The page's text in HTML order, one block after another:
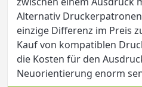
Alternativ
einzige Differenz im Preis
Kauf von kompatiblen
die Kosten für den
Neuorientierung enorm